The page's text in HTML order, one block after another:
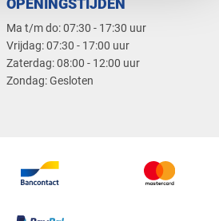
OPENINGSTIJDEN
Ma t/m do: 07:30 - 17:30 uur
​Vrijdag: 07:30 - 17:00 uur
​Zaterdag: 08:00 - 12:00 uur
​Zondag: Gesloten